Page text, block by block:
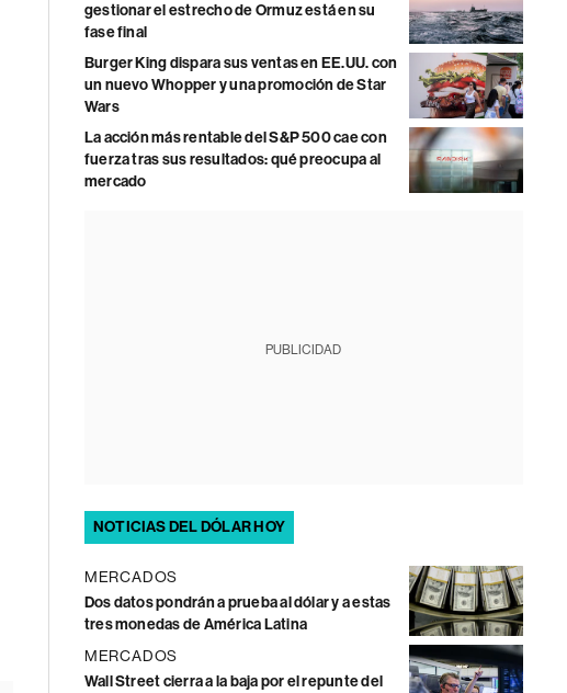
gestionar el estrecho de Ormuz está en su
fase final
Burger King dispara sus ventas en EE.UU. con
un nuevo Whopper y una promoción de Star
Wars
La acción más rentable del S&P 500 cae con
fuerza tras sus resultados: qué preocupa al
mercado
PUBLICIDAD
NOTICIAS DEL DÓLAR HOY
MERCADOS
Dos datos pondrán a prueba al dólar y a estas
tres monedas de América Latina
MERCADOS
Wall Street cierra a la baja por el repunte del